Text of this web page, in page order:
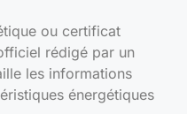
ou certificat
rédigé par un
les informations
énergétiques